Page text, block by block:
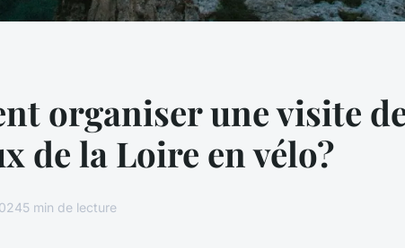
organiser une visite
de la Loire en vélo?
5 min de lecture